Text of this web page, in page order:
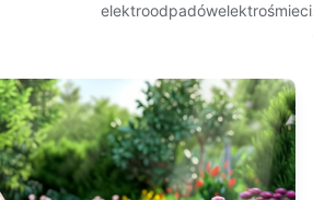
elektroodpadówelektrośmieci